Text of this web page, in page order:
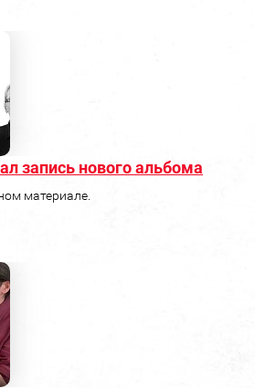
запись нового альбома
материале.